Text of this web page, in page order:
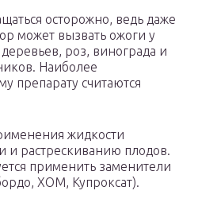
осторожно, ведь даже
может вызвать ожоги у
роз, винограда и
Наиболее
препарату считаются
жидкости
и растрескиванию плодов.
применить заменители
ХОМ, Купроксат).